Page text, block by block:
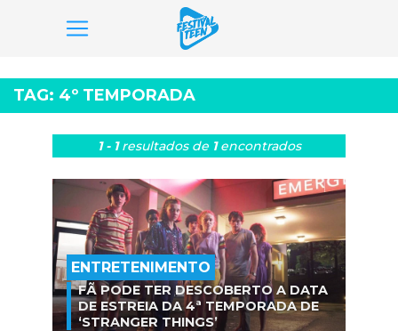
para
o
conteúdo
TAG: 4º TEMPORADA
1 - 1resultados de 1encontrados
ENTRETENIMENTO
FÃ PODE TER DESCOBERTO A DATA
DE ESTREIA DA 4ª TEMPORADA DE
‘STRANGER THINGS’